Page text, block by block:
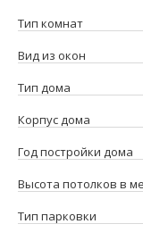
Тип комнат
Вид из окон
Тип дома
Корпус дома
Год постройки дома
Высота потолков в
Тип парковки